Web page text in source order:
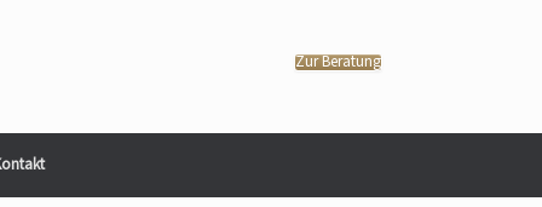
Zur Beratung